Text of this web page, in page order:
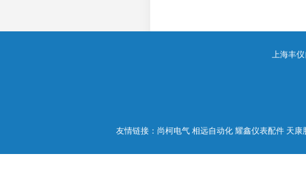
上海丰
友情链接： 尚柯电气 相远自动化 耀鑫仪表配件 天康